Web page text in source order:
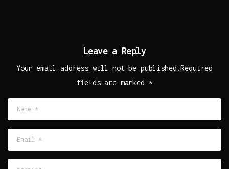
Leave a Reply
Your email address will not be published.Required
fields are marked *
*
Website